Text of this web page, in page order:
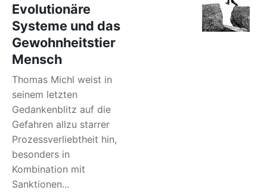
Evolutionäre
Systeme und das
Gewohnheitstier
Mensch
Thomas Michl weist in
seinem letzten
Gedankenblitz auf die
Gefahren allzu starrer
Prozessverliebtheit hin,
besonders in
Kombination mit
Sanktionen...